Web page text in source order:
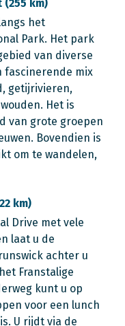
km)
het
Park. Het park
van diverse
fascinerende mix
getijrivieren,
Het is
van grote groepen
Bovendien is
om te wandelen,
km)
Drive met vele
laat u de
achter u
Franstalige
kunt u op
voor een lunch
U rijdt via de